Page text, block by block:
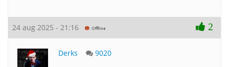
24 aug 2025 - 21:16 2
Derks 9020